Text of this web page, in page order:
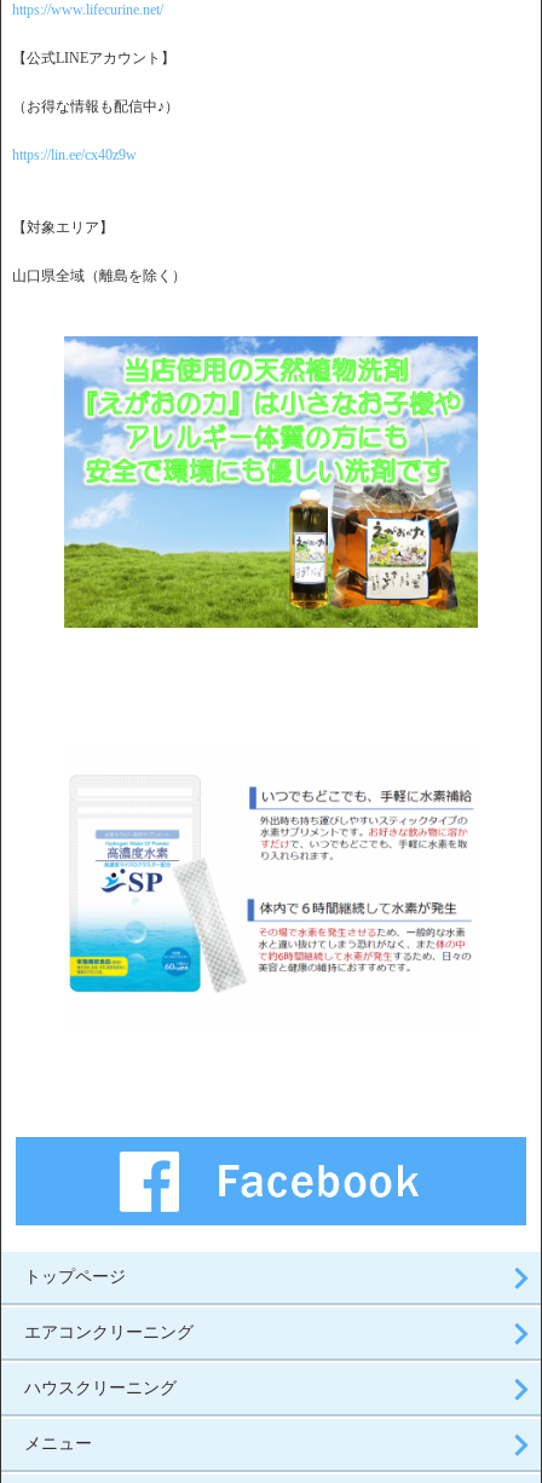
https://www.lifecurine.net/
【公式LINEアカウント】
（お得な情報も配信中♪）
https://lin.ee/cx40z9w
【対象エリア】
山口県全域（離島を除く）
トップページ
エアコンクリーニング
ハウスクリーニング
メニュー